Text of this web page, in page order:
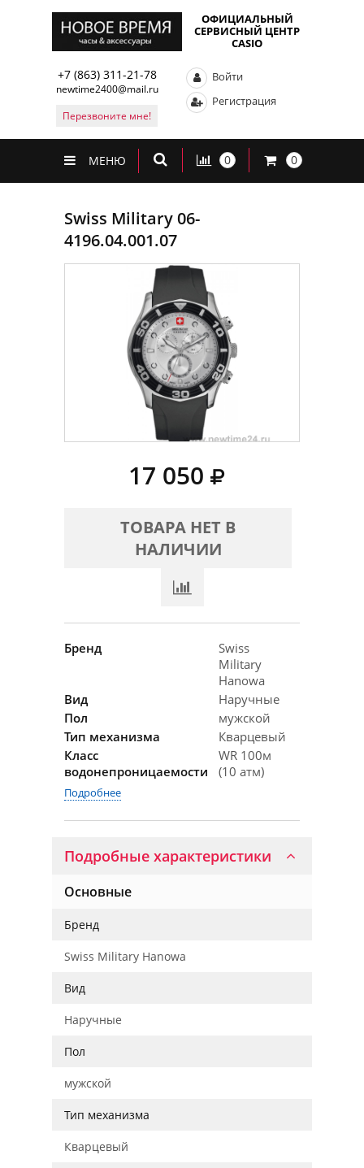
ОФИЦИАЛЬНЫЙ
СЕРВИСНЫЙ ЦЕНТР
CASIO
+7 (863) 311-21-78
newtime2400@mail.ru
Перезвоните мне!
Войти
Регистрация
МЕНЮ 0 0
Swiss Military 06-
4196.04.001.07
17 050
ТОВАРА НЕТ В
НАЛИЧИИ
Бренд
Swiss
Military
Hanowa
Вид
Наручные
Пол
мужской
Тип механизма
Кварцевый
Класс
водонепроницаемости
WR 100м
(10 атм)
Подробнее
Подробные характеристики
Основные
Бренд
Swiss Military Hanowa
Вид
Наручные
Пол
мужской
Тип механизма
Кварцевый